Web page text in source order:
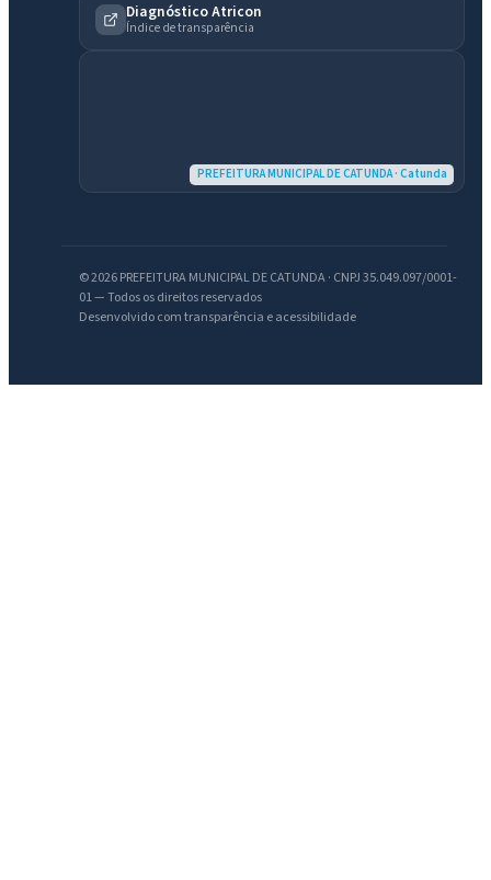
Diagnóstico Atricon
Índice de transparência
PREFEITURA MUNICIPAL DE CATUNDA · Catunda
© 2026 PREFEITURA MUNICIPAL DE CATUNDA · CNPJ 35.049.097/0001-
01 — Todos os direitos reservados
Desenvolvido com transparência e acessibilidade